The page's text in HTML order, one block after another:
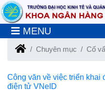
MENU
Chuyên mục Cố
Công văn về việc triển khai
điện tử VNeID